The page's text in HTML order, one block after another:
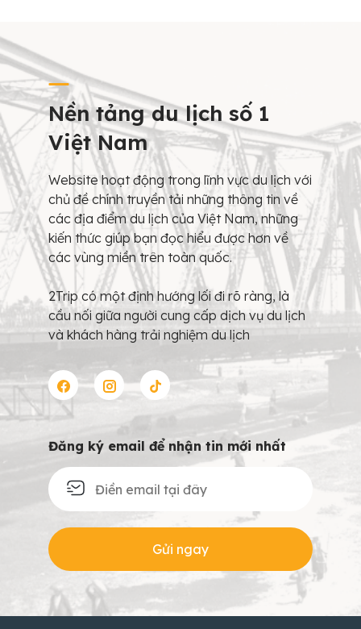
Nền tảng du lịch số 1
Việt Nam
Website hoạt động trong lĩnh vực du lịch với
chủ đề chính truyền tải những thông tin về
các địa điểm du lịch của Việt Nam, những
kiến thức giúp bạn đọc hiểu được hơn về
các vùng miền trên toàn quốc.
2Trip có một định hướng lối đi rõ ràng, là
cầu nối giữa người cung cấp dịch vụ du lịch
và khách hàng trải nghiệm du lịch
Đăng ký email để nhận tin mới nhất
Gửi ngay